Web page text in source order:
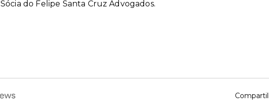
Sócia do Felipe Santa Cruz Advogados.